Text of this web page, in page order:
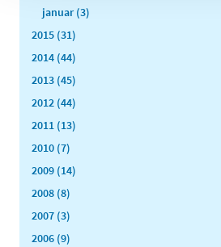
januar (3)
2015 (31)
2014 (44)
2013 (45)
2012 (44)
2011 (13)
2010 (7)
2009 (14)
2008 (8)
2007 (3)
2006 (9)